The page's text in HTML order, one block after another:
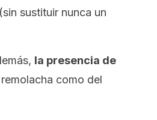
sustituir nunca un
la presencia de
como del